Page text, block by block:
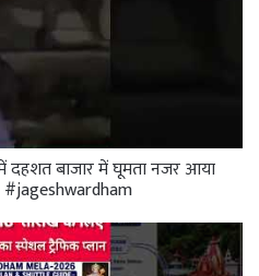
बाजार में घूमता नजर आया